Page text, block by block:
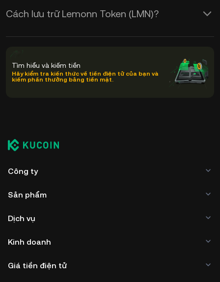
Cách lưu trữ Lemonn Token (LMN)?
Tìm hiểu và kiếm tiền
Hãy kiểm tra kiến thức về tiền điện tử của bạn và
kiếm phần thưởng bằng tiền mặt.
Công ty
Sản phẩm
Dịch vụ
Kinh doanh
Giá tiền điện tử